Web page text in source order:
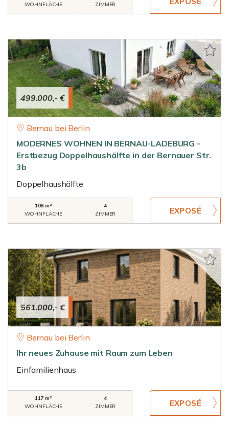
WOHNFLÄCHE
ZIMMER
499.000,- €
Bernau bei Berlin
MODERNES WOHNEN IN BERNAU-LADEBURG -
Erstbezug Doppelhaushälfte in der Bernauer Str.
3b
Doppelhaushälfte
108 m²
WOHNFLÄCHE
4
ZIMMER
561.000,- €
Bernau bei Berlin
Ihr neues Zuhause mit Raum zum Leben
Einfamilienhaus
117 m²
WOHNFLÄCHE
4
ZIMMER